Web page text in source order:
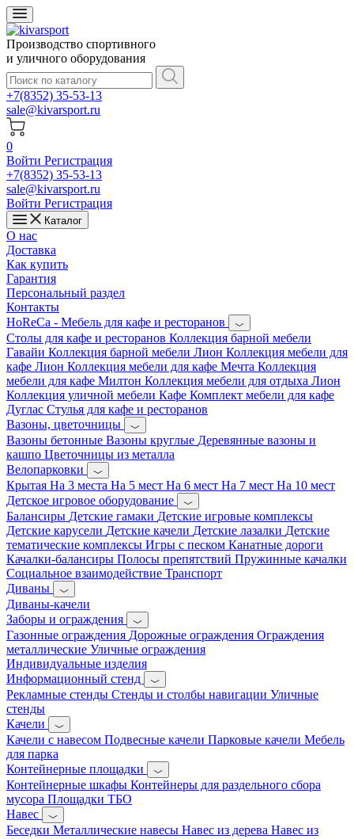
Производство спортивного
и уличного оборудования
+7(8352) 35-53-13
sale@kivarsport.ru
0
Войти Регистрация
+7(8352) 35-53-13
sale@kivarsport.ru
Войти Регистрация
Каталог
О нас
Доставка
Как купить
Гарантия
Персональный раздел
Контакты
HoReCa - Мебель для кафе и ресторанов
Cтолы для кафе и ресторанов Коллекция барной мебели
Гавайи Коллекция барной мебели Лион Коллекция мебели для
кафе Лион Коллекция мебели для кафе Мечта Коллекция
мебели для кафе Милтон Коллекция мебели для отдыха Лион
Коллекция уличной мебели Кафе Комплект мебели для кафе
Дуглас Стулья для кафе и ресторанов
Вазоны, цветочницы
Вазоны бетонные Вазоны круглые Деревянные вазоны и
кашпо Цветочницы из металла
Велопарковки
Крытая На 3 места На 5 мест На 6 мест На 7 мест На 10 мест
Детское игровое оборудование
Балансиры Детские гамаки Детские игровые комплексы
Детские карусели Детские качели Детские лазалки Детские
тематические комплексы Игры с песком Канатные дороги
Качалки-балансиры Полосы препятствий Пружинные качалки
Социальное взаимодействие Транспорт
Диваны
Диваны-качели
Заборы и ограждения
Газонные ограждения Дорожные ограждения Ограждения
металлические Уличные ограждения
Индивидуальные изделия
Информационный стенд
Рекламные стенды Стенды и столбы навигации Уличные
стенды
Качели
Качели с навесом Подвесные качели Парковые качели Мебель
для парка
Контейнерные площадки
Контейнерные шкафы Контейнеры для раздельного сбора
мусора Площадки ТБО
Навес
Беседки Металлические навесы Навес из дерева Навес из